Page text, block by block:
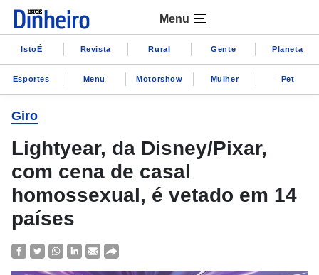
Menu
IstoÉ Revista Rural Gente Planeta
Esportes Menu Motorshow Mulher Pet
Giro
Lightyear, da Disney/Pixar,
com cena de casal
homossexual, é vetado em 14
países